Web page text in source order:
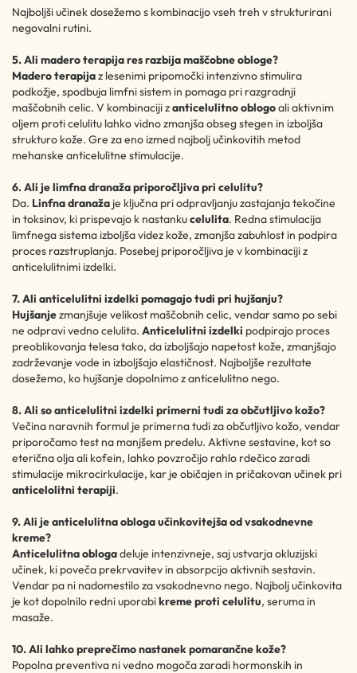
Najboljši učinek dosežemo s kombinacijo vseh treh v strukturirani
negovalni rutini.
5. Ali madero terapija res razbija maščobne obloge?
Madero terapijaz lesenimi pripomočki intenzivno stimulira
podkožje, spodbuja limfni sistem in pomaga pri razgradnji
maščobnih celic. V kombinaciji zanticelulitno oblogoali aktivnim
oljem proti celulitu lahko vidno zmanjša obseg stegen in izboljša
strukturo kože. Gre za eno izmed najbolj učinkovitih metod
mehanske anticelulitne stimulacije.
6. Ali je limfna dranaža priporočljiva pri celulitu?
Da. Linfna dranaža je ključna pri odpravljanju zastajanja tekočine
in toksinov, ki prispevajo k nastankucelulita. Redna stimulacija
limfnega sistema izboljša videz kože, zmanjša zabuhlost in podpira
proces razstruplanja. Posebej priporočljiva je v kombinaciji z
anticelulitnimi izdelki.
7. Ali anticelulitni izdelki pomagajo tudi pri hujšanju?
Hujšanjezmanjšuje velikost maščobnih celic, vendar samo po sebi
ne odpravi vedno celulita. Anticelulitni izdelki podpirajo proces
preoblikovanja telesa tako, da izboljšajo napetost kože, zmanjšajo
zadrževanje vode in izboljšajo elastičnost. Najboljše rezultate
dosežemo, ko hujšanje dopolnimo z anticelulitno nego.
8. Ali so anticelulitni izdelki primerni tudi za občutljivo kožo?
Večina naravnih formul je primerna tudi za občutljivo kožo, vendar
priporočamo test na manjšem predelu. Aktivne sestavine, kot so
eterična olja ali kofein, lahko povzročijo rahlo rdečico zaradi
stimulacije mikrocirkulacije, kar je običajen in pričakovan učinek pri
anticelolitni terapiji.
9. Ali je anticelulitna obloga učinkovitejša od vsakodnevne
kreme?
Anticelulitna oblogadeluje intenzivneje, saj ustvarja okluzijski
učinek, ki poveča prekrvavitev in absorpcijo aktivnih sestavin.
Vendar pa ni nadomestilo za vsakodnevno nego. Najbolj učinkovita
je kot dopolnilo redni uporabikreme proti celulitu, seruma in
masaže.
10. Ali lahko preprečimo nastanek pomarančne kože?
Popolna preventiva ni vedno mogoča zaradi hormonskih in